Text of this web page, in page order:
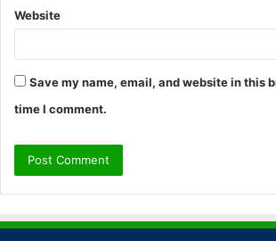
Website
Save my name, email, and website in this
time I comment.